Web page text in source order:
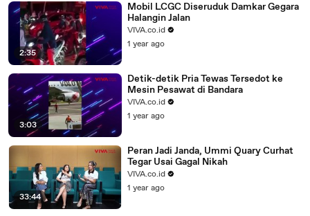
2:35
Mobil LCGC Diseruduk Damkar Gegara
Halangin Jalan
VIVA.co.id
1 year ago
3:03
Detik-detik Pria Tewas Tersedot ke
Mesin Pesawat di Bandara
VIVA.co.id
1 year ago
33:44
Peran Jadi Janda, Ummi Quary Curhat
Tegar Usai Gagal Nikah
VIVA.co.id
1 year ago